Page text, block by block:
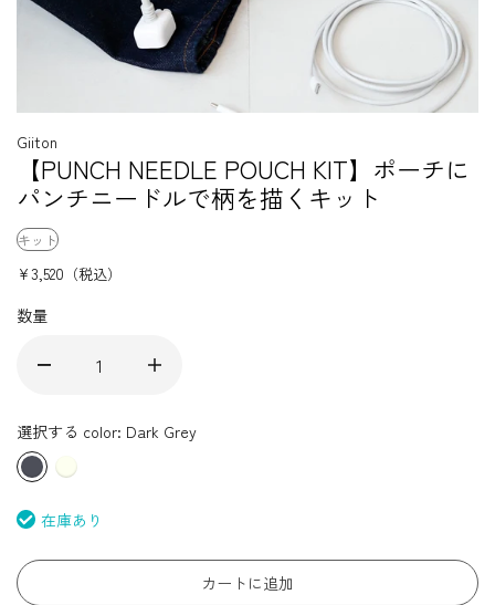
Giiton
【PUNCH NEEDLE POUCH KIT】ポーチに
パンチニードルで柄を描くキット
キット
¥3,520 （税込）
数量
選択する color: Dark Grey
在庫あり
カートに追加